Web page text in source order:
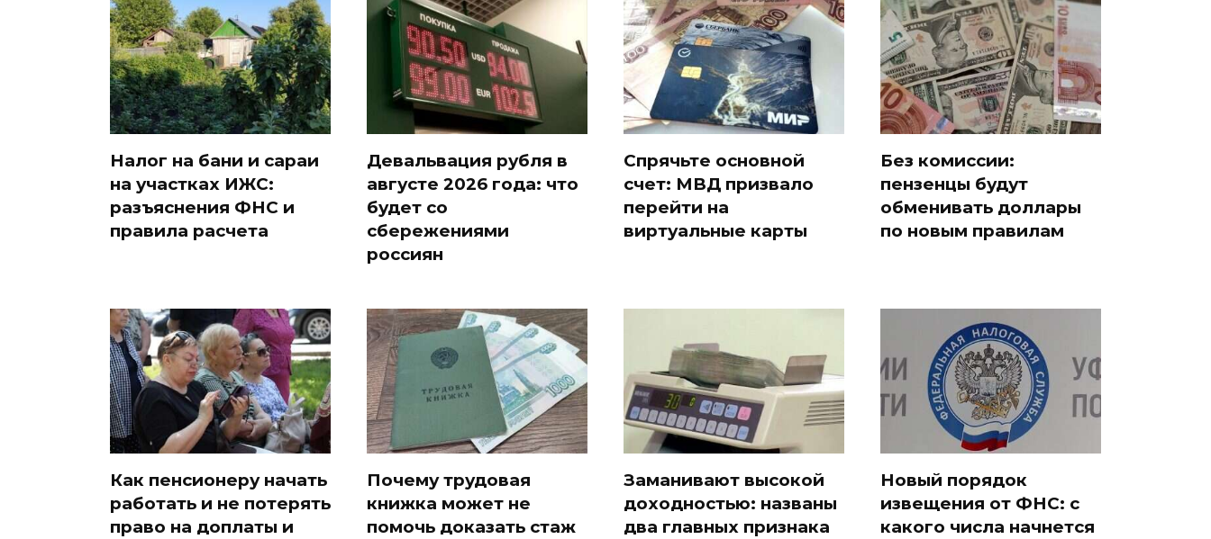
Налог на бани и сараи
на участках ИЖС:
разъяснения ФНС и
правила расчета
Девальвация рубля в
августе 2026 года: что
будет со
сбережениями
россиян
Спрячьте основной
счет: МВД призвало
перейти на
виртуальные карты
Без комиссии:
пензенцы будут
обменивать доллары
по новым правилам
Как пенсионеру начать
работать и не потерять
право на доплаты и
Почему трудовая
книжка может не
помочь доказать стаж
Заманивают высокой
доходностью: названы
два главных признака
Новый порядок
извещения от ФНС: с
какого числа начнется